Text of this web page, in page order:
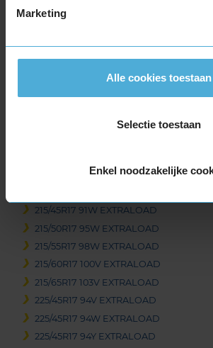
Marketing
Alle cookies toestaan
Selectie toestaan
Enkel noodzakelijke
17-inch banden
205/40R17 84W EXTRALOAD
205/45R17 88W EXTRALOAD
205/55R17 95V EXTRALOAD
215/45R17 91W EXTRALOAD
215/50R17 95W EXTRALOAD
215/55R17 98W EXTRALOAD
215/60R17 100V EXTRALOAD
215/65R17 103V EXTRALOAD
225/45R17 94V EXTRALOAD
225/45R17 94W EXTRALOAD
225/45R17 94Y EXTRALOAD